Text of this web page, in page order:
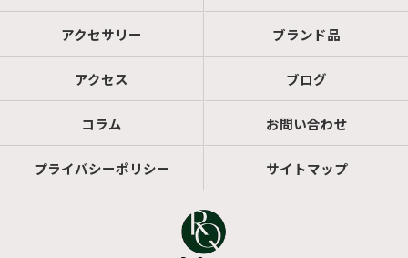
アクセサリー ブランド品
アクセス ブログ
コラム お問い合わせ
プライバシーポリシー サイトマップ